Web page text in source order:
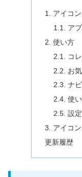
1. アイコ
1.1. ア
2. 使い方
2.1. コ
2.2. お
2.3. ナ
2.4. 使
2.5. 設定
3. アイコ
更新履歴